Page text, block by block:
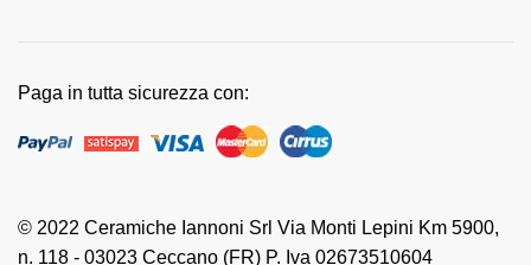
© 2022 Ceramiche Iannoni Srl Via Monti Lepini Km 5900,
n. 118 - 03023 Ceccano (FR) P. Iva 02673510604
Paga in tutta sicurezza con: